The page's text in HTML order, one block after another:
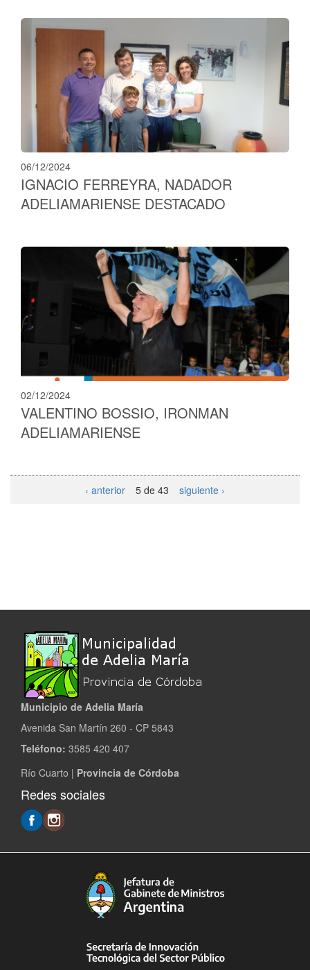
06/12/2024
IGNACIO FERREYRA, NADADOR
ADELIAMARIENSE DESTACADO
02/12/2024
VALENTINO BOSSIO, IRONMAN
ADELIAMARIENSE
‹ anterior 5 de 43 siguiente ›
Municipio de Adelia María
Avenida San Martín 260 - CP 5843
Teléfono: 3585 420 407
Río Cuarto | Provincia de Córdoba
Redes sociales